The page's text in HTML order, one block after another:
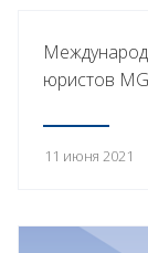
юристов
11 июня 2021